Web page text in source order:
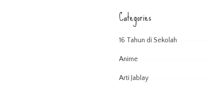
Categories
16 Tahun di Sekolah
Anime
Arti Jablay